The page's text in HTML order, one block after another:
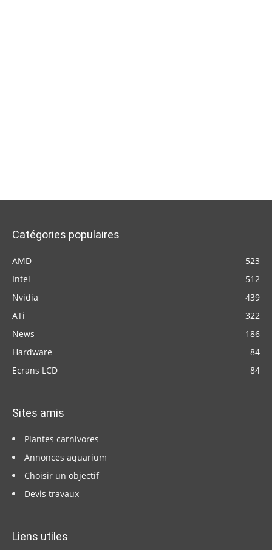
Catégories populaires
AMD
523
Intel
512
Nvidia
439
ATi
322
News
186
Hardware
84
Ecrans LCD
84
Sites amis
Plantes carnivores
Annonces aquarium
Choisir un objectif
Devis travaux
Liens utiles